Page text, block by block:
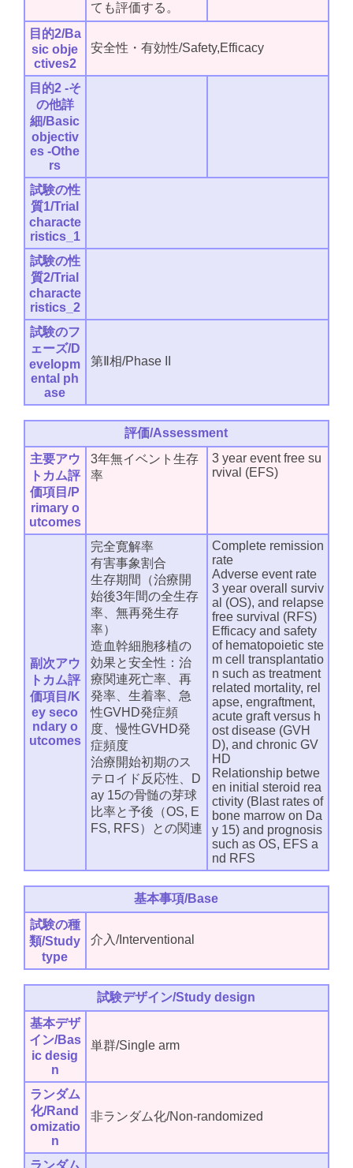
ても評価する。
目的2/Ba
sic obje
ctives2
安全性・有効性/Safety,Efficacy
目的2 -そ
の他詳
細/Basic
objectiv
es -Othe
rs
試験の性
質1/Trial
characte
ristics_1
試験の性
質2/Trial
characte
ristics_2
試験のフ
ェーズ/D
evelopm
ental ph
ase
第Ⅱ相/Phase II
評価/Assessment
主要アウ
トカム評
価項目/P
rimary o
utcomes
3年無イベント生存
率
3 year event free su
rvival (EFS)
副次アウ
トカム評
価項目/K
ey seco
ndary o
utcomes
完全寛解率
有害事象割合
生存期間（治療開
始後3年間の全生存
率、無再発生存
率）
造血幹細胞移植の
効果と安全性：治
療関連死亡率、再
発率、生着率、急
性GVHD発症頻
度、慢性GVHD発
症頻度
治療開始初期のス
テロイド反応性、D
ay 15の骨髄の芽球
比率と予後（OS, E
FS, RFS）との関連
Complete remission
rate
Adverse event rate
3 year overall surviv
al (OS), and relapse
free survival (RFS)
Efficacy and safety
of hematopoietic ste
m cell transplantatio
n such as treatment
related mortality, rel
apse, engraftment,
acute graft versus h
ost disease (GVH
D), and chronic GV
HD
Relationship betwe
en initial steroid rea
ctivity (Blast rates of
bone marrow on Da
y 15) and prognosis
such as OS, EFS a
nd RFS
基本事項/Base
試験の種
類/Study
type
介入/Interventional
試験デザイン/Study design
基本デザ
イン/Bas
ic desig
n
単群/Single arm
ランダム
化/Rand
omizatio
n
非ランダム化/Non-randomized
ランダム